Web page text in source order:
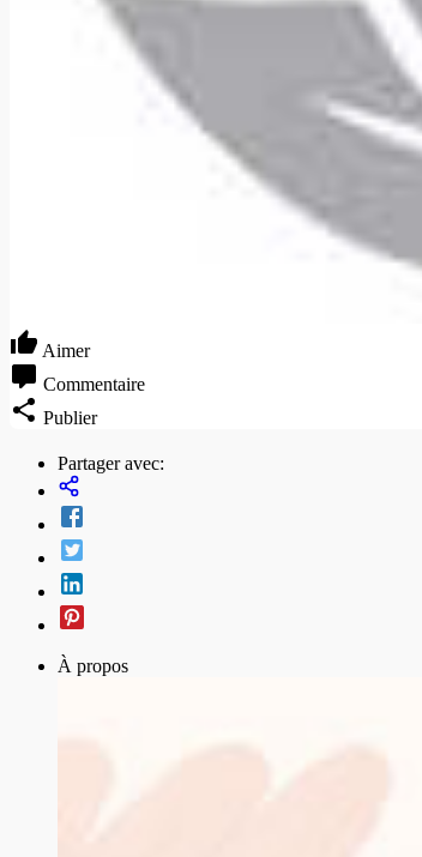
Aimer
Commentaire
Publier
Partager avec:
À propos